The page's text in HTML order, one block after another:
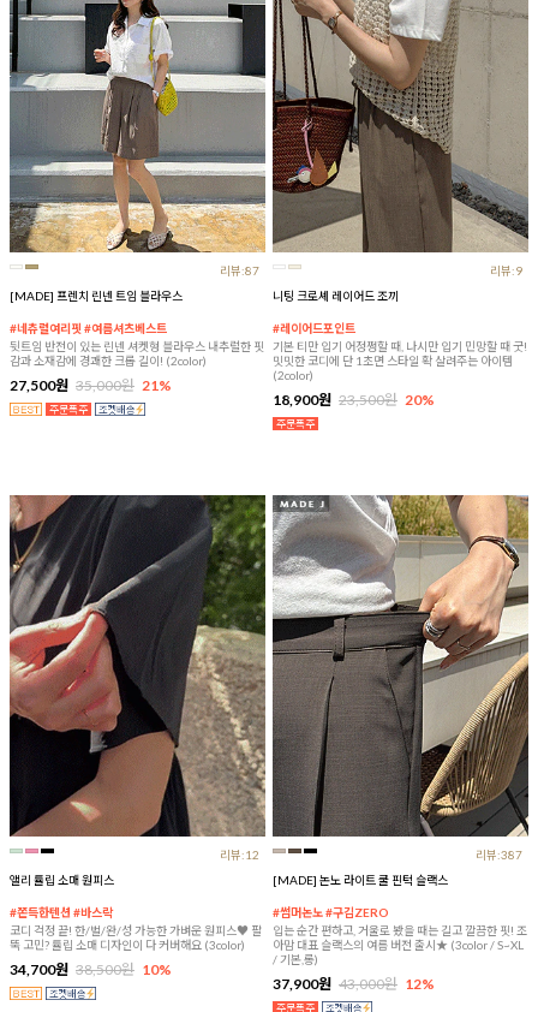
리뷰:87
[MADE] 프렌치 린넨 트임 블라우스
#네츄럴여리핏 #여름셔츠베스트
뒷트임 반전이 있는 린넨 셔켓형 블라우스 내추럴한 핏
감과 소재감에 경쾌한 크롭 길이! (2color)
27,500원 35,000원 21%
리뷰:9
니팅 크로셰 레이어드 조끼
#레이어드포인트
기본 티만 입기 어정쩡할 때, 나시만 입기 민망할 때 굿!
밋밋한 코디에 단 1초면 스타일 확 살려주는 아이템
(2color)
18,900원 23,500원 20%
리뷰:12
앨리 튤립 소매 원피스
#쫀득한텐션 #바스락
코디 걱정 끝! 한/벌/완/성 가능한 가벼운 원피스♥ 팔
뚝 고민? 튤립 소매 디자인이 다 커버해요 (3color)
34,700원 38,500원 10%
리뷰:387
[MADE] 논노 라이트 쿨 핀턱 슬랙스
#썸머논노 #구김ZERO
입는 순간 편하고, 거울로 봤을 때는 길고 깔끔한 핏! 조
아맘 대표 슬랙스의 여름 버전 출시★ (3color / S~XL
/ 기본,롱)
37,900원 43,000원 12%